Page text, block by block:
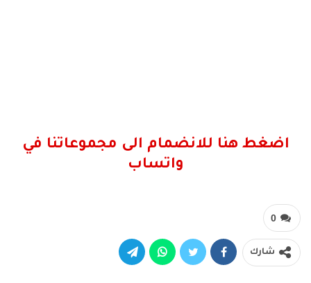
اضغط هنا للانضمام الى مجموعاتنا في
واتساب
0
شارك